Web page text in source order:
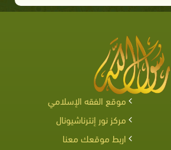
موقع الفقه الإسلامي
مركز نور إنترناشيونال
اربط موقعك معنا